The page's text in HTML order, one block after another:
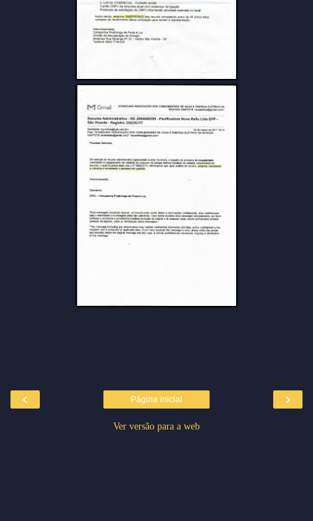
‹ ›
Página inicial
Ver versão para a web